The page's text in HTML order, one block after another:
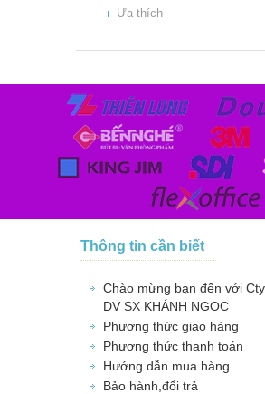
Ưa thích
Thông tin cần biết
Chào mừng bạn đến với
DV SX KHÁNH NGỌC
Phương thức giao hàng
Phương thức thanh toán
Hướng dẫn mua hàng
Bảo hành,đổi trả